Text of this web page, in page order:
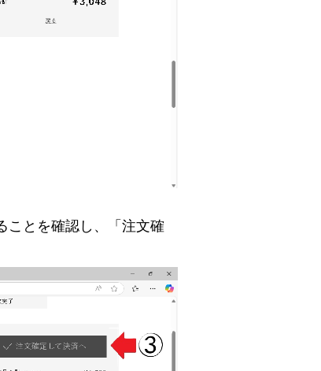
ことを確認し、「注文確